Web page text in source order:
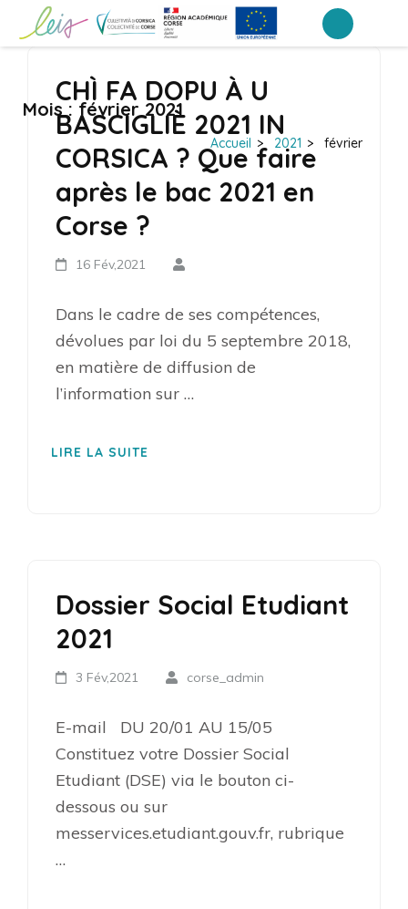
(Pressez
Entrée)
Mois : février 2021
Accueil > 2021 > février
CHÌ FA DOPU À U
BASCIGLIÈ 2021 IN
CORSICA ? Que faire
après le bac 2021 en
Corse ?
16 Fév,2021
Dans le cadre de ses compétences,
dévolues par loi du 5 septembre 2018,
en matière de diffusion de
l’information sur …
LIRE LA SUITE
Dossier Social Etudiant
2021
3 Fév,2021 corse_admin
E-mail DU 20/01 AU 15/05
Constituez votre Dossier Social
Etudiant (DSE) via le bouton ci-
dessous ou sur
messervices.etudiant.gouv.fr, rubrique
…